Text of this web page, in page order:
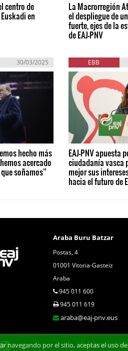
centro de
en
La Macrorregión
el despliegue de
fuerte, ejes de la
de EAJ-PNV
30/03/2025
hecho más
acercado
soñamos”
EBB
EAJ-PNV apuesta
ciudadanía vasca
mejor sus
hacia el futuro de
Araba Buru Batzar
Postas, 4
01001 Vitoria-Gasteiz
Araba
945 011 600
945 011 619
araba@eaj-pnv.eus
Cláusula de
por el sitio, aceptas el uso